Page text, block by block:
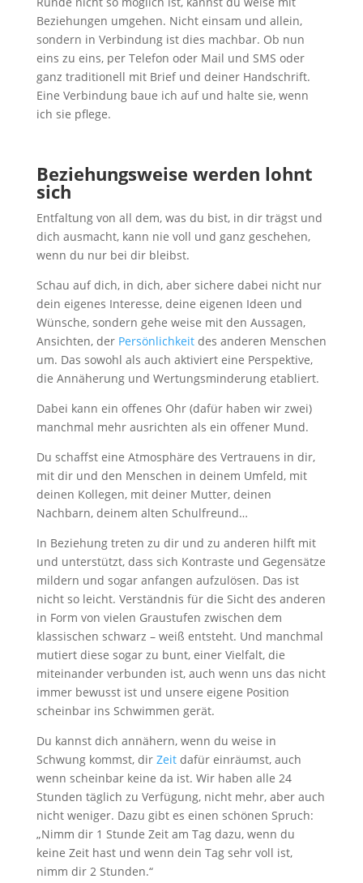
Beziehungen umgehen. Nicht einsam und allein,
sondern in Verbindung ist dies machbar. Ob nun
eins zu eins, per Telefon oder Mail und SMS oder
ganz traditionell mit Brief und deiner Handschrift.
Eine Verbindung baue ich auf und halte sie, wenn
ich sie pflege.
Beziehungsweise werden lohnt
sich
Entfaltung von all dem, was du bist, in dir trägst und
dich ausmacht, kann nie voll und ganz geschehen,
wenn du nur bei dir bleibst.
Schau auf dich, in dich, aber sichere dabei nicht nur
dein eigenes Interesse, deine eigenen Ideen und
Wünsche, sondern gehe weise mit den Aussagen,
Ansichten, der Persönlichkeitdes anderen Menschen
um. Das sowohl als auch aktiviert eine Perspektive,
die Annäherung und Wertungsminderung etabliert.
Dabei kann ein offenes Ohr (dafür haben wir zwei)
manchmal mehr ausrichten als ein offener Mund.
Du schaffst eine Atmosphäre des Vertrauens in dir,
mit dir und den Menschen in deinem Umfeld, mit
deinen Kollegen, mit deiner Mutter, deinen
Nachbarn, deinem alten Schulfreund…
In Beziehung treten zu dir und zu anderen hilft mit
und unterstützt, dass sich Kontraste und Gegensätze
mildern und sogar anfangen aufzulösen. Das ist
nicht so leicht. Verständnis für die Sicht des anderen
in Form von vielen Graustufen zwischen dem
klassischen schwarz – weiß entsteht. Und manchmal
mutiert diese sogar zu bunt, einer Vielfalt, die
miteinander verbunden ist, auch wenn uns das nicht
immer bewusst ist und unsere eigene Position
scheinbar ins Schwimmen gerät.
Du kannst dich annähern, wenn du weise in
Schwung kommst, dir Zeitdafür einräumst, auch
wenn scheinbar keine da ist. Wir haben alle 24
Stunden täglich zu Verfügung, nicht mehr, aber auch
nicht weniger. Dazu gibt es einen schönen Spruch:
„Nimm dir 1 Stunde Zeit am Tag dazu, wenn du
keine Zeit hast und wenn dein Tag sehr voll ist,
nimm dir 2 Stunden.“